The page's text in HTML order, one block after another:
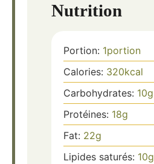
Nutrition
Portion: 1portion
Calories: 320kcal
Carbohydrates: 10g
Protéines: 18g
Fat: 22g
Lipides saturés: 10g